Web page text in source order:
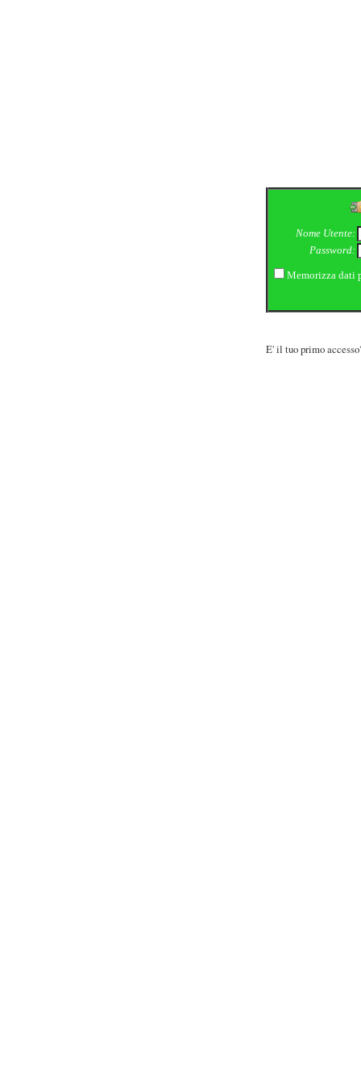
Nome Utente:
Password:
Memorizza dati
E' il tuo primo